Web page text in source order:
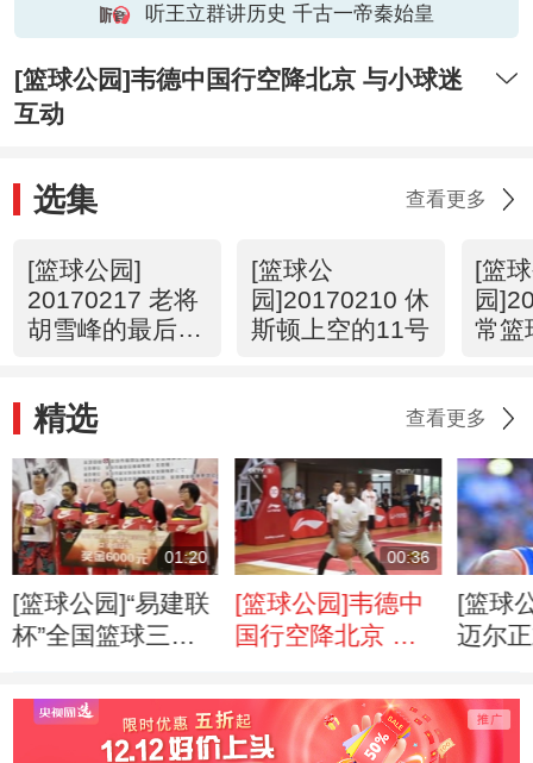
听王立群讲历史 千古一帝秦始皇
[篮球公园]韦德中国行空降北京 与小球迷
互动
选集 查看更多
[篮球公园]
20170217 老将
胡雪峰的最后一
[篮球公
园]20170210 休
斯顿上空的11号
[篮
园
常篮
精选 查看更多
01:20
[篮球公园]“易建联
杯”全国篮球三人
00:36
[篮球公园]韦德中
国行空降北京 与
[篮球
迈尔